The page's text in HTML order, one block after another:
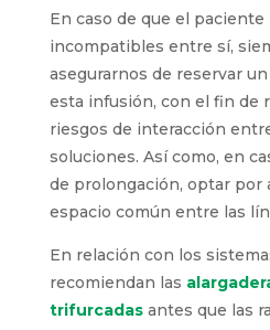
En caso de que el
incompatibles entre sí,
asegurarnos de reservar un
esta infusión, con el fin de
riesgos de interacción
soluciones. Así como, en
de prolongación, optar por
espacio común entre las
En relación con los
recomiendan las
trifurcadasantes que las